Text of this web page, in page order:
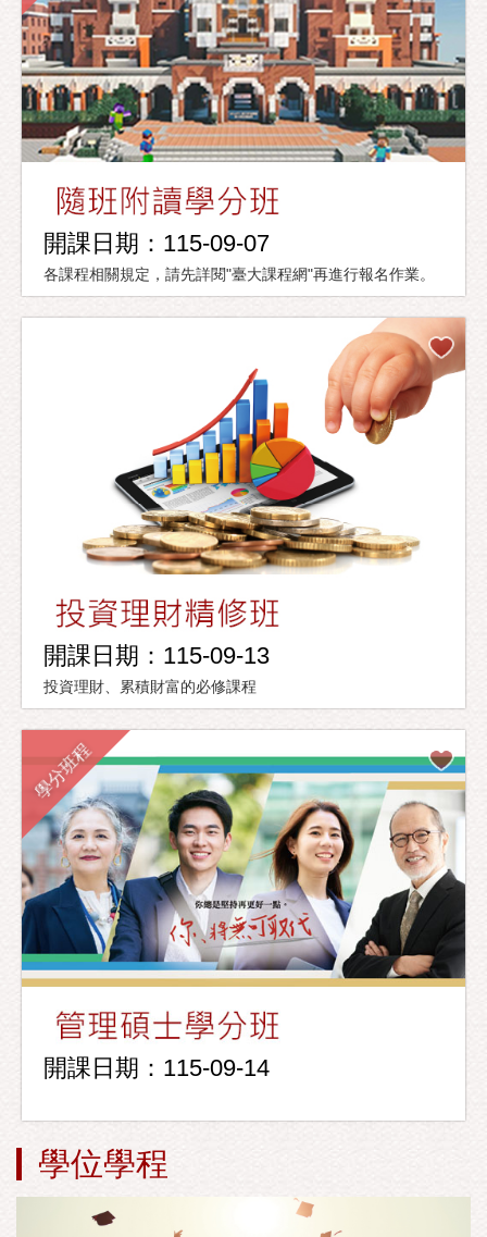
開課日期：115-09-07
各課程相關規定，請先詳閱"臺大課程網"再進行報名作業。
開課日期：115-09-13
投資理財、累積財富的必修課程
學分班程
開課日期：115-09-14
學位學程